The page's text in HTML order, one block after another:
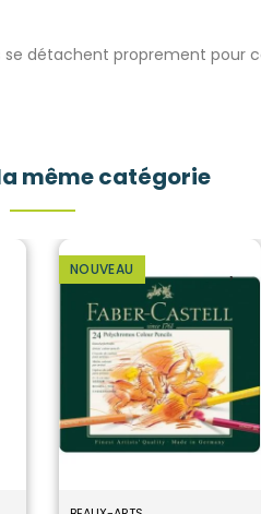
détachent proprement pour
même catégorie
NOUVEAU